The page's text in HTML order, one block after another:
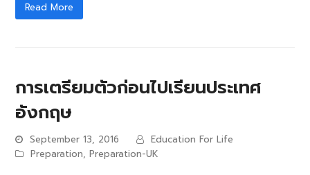
Read More
การเตรียมตัวก่อนไปเรียนประเทศ
อังกฤษ
September 13, 2016
Education For Life
Preparation,Preparation-UK